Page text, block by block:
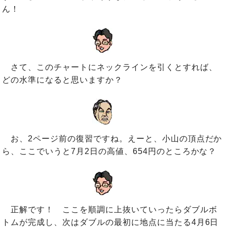
ん！
さて、このチャートにネックラインを引くとすれば、
どの水準になると思いますか？
お、2ページ前の復習ですね。えーと、小山の頂点だか
ら、ここでいうと7月2日の高値、654円のところかな？
正解です！ ここを順調に上抜いていったらダブルボ
トムが完成し、次はダブルの最初に地点に当たる4月6日